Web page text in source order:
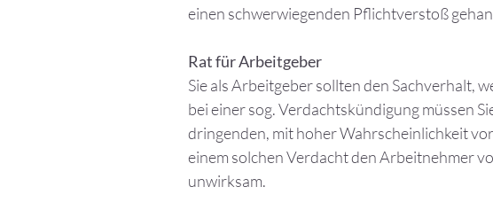
einen schwerwiegenden Pflichtverstoß
Rat für Arbeitgeber
Sie als Arbeitgeber sollten den Sachverhalt,
bei einer sog. Verdachtskündigung müssen
dringenden, mit hoher Wahrscheinlichkeit
einem solchen Verdacht den Arbeitnehmer
unwirksam.